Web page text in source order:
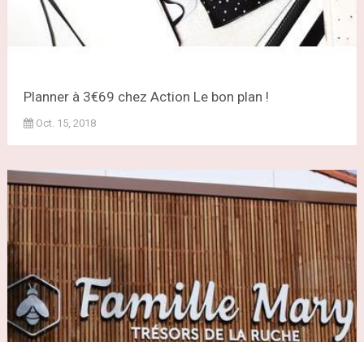
Planner à 3€69 chez Action Le bon plan !
Oct. 15, 2018